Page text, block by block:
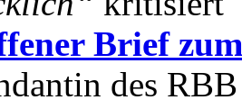
Brief
des